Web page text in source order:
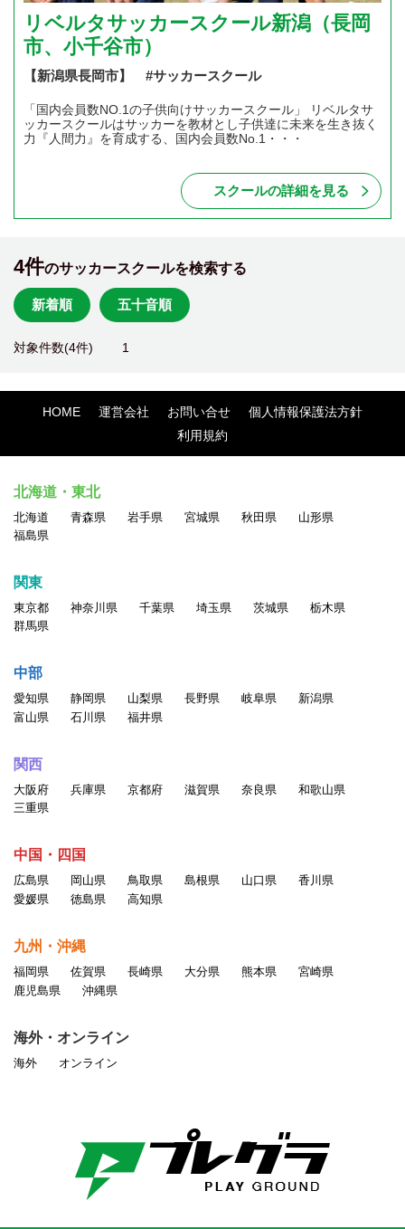
リベルタサッカースクール新潟（長岡
市、小千谷市）
【新潟県長岡市】 #サッカースクール
「国内会員数NO.1の子供向けサッカースクール」 リベルタサ
ッカースクールはサッカーを教材とし子供達に未来を生き抜く
力『人間力』を育成する、国内会員数No.1・・・
スクールの詳細を見る
4件のサッカースクールを検索する
新着順 五十音順
対象件数(4件) 1
HOME 運営会社 お問い合せ
個人情報保護法方針
利用規約
北海道・東北
北海道 青森県 岩手県 宮城県 秋田県
山形県
福島県
関東
東京都 神奈川県 千葉県 埼玉県 茨城県
栃木県
群馬県
中部
愛知県 静岡県 山梨県 長野県 岐阜県
新潟県
富山県
石川県 福井県
関西
大阪府 兵庫県 京都府 滋賀県 奈良県
和歌山県
三重県
中国・四国
広島県 岡山県 鳥取県 島根県 山口県
香川県
愛媛県
徳島県 高知県
九州・沖縄
福岡県 佐賀県 長崎県 大分県 熊本県
宮崎県
鹿児島県
沖縄県
海外・オンライン
海外 オンライン